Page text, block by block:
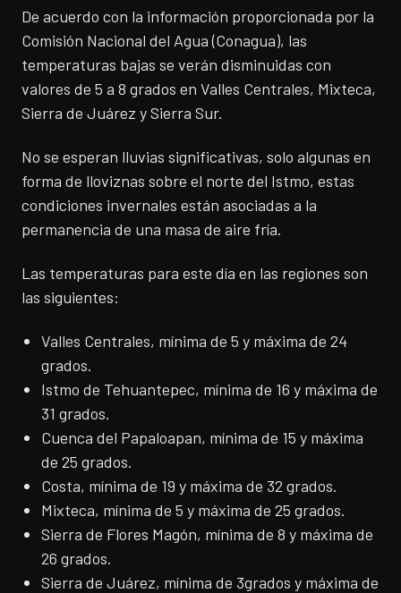
De acuerdo con la información proporcionada por la
Comisión Nacional del Agua (Conagua), las
temperaturas bajas se verán disminuidas con
valores de 5 a 8 grados en Valles Centrales, Mixteca,
Sierra de Juárez y Sierra Sur.
No se esperan lluvias significativas, solo algunas en
forma de lloviznas sobre el norte del Istmo, estas
condiciones invernales están asociadas a la
permanencia de una masa de aire fría.
Las temperaturas para este día en las regiones son
las siguientes:
Valles Centrales, mínima de 5 y máxima de 24
grados.
Istmo de Tehuantepec, mínima de 16 y máxima de
31 grados.
Cuenca del Papaloapan, mínima de 15 y máxima
de 25 grados.
Costa, mínima de 19 y máxima de 32 grados.
Mixteca, mínima de 5 y máxima de 25 grados.
Sierra de Flores Magón, mínima de 8 y máxima de
26 grados.
Sierra de Juárez, mínima de 3grados y máxima de